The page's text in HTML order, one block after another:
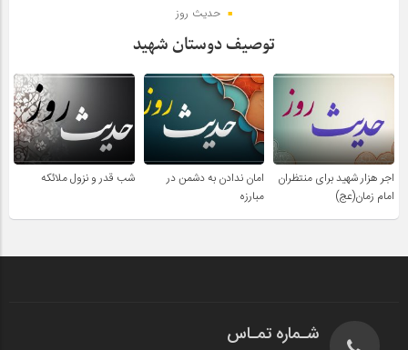
حدیث روز
توصیف دوستان شهید
اجر هزار شهید برای منتظران
امام زمان(عج)
امان ندادن به دشمن در
مبارزه
شب قدر و نزول ملائکه
شـماره تمـاس